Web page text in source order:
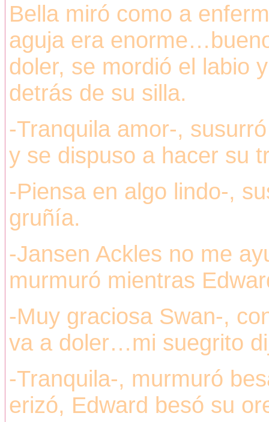
Bella miró como a
aguja era
doler, se mordió el labio
detrás de su silla.
-Tranquila amor-,
y se dispuso a hacer su
-Piensa en algo lindo-,
gruñía.
-Jansen Ackles no me
murmuró mientras
-Muy graciosa Swan-,
va a doler…mi suegrito
-Tranquila-, murmuró
erizó, Edward besó su